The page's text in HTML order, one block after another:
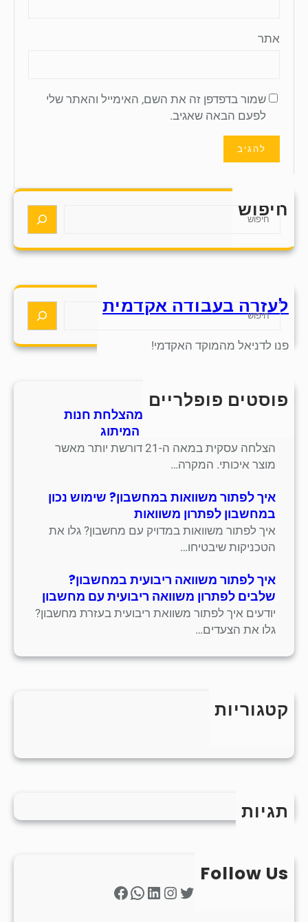
אתר
שמור בדפדפן זה את השם, האימייל והאתר שלי
לפעם הבאה שאגיב.
חיפוש
S
a
h
לעזרה בעבודה אקדמית
פנו לדניאל מהמוקד האקדמי!
S
a
פוסטים פופלריים
חמש אסטרטגיות למידה מהצלחת חנות
סנדלים מסורתית בתחום המיתוג
הצלחה עסקית במאה ה-21 דורשת יותר מאשר
מוצר איכותי. המקרה…
איך לפתור משוואות במחשבון? שימוש נכון
במחשבון לפתרון משוואות
איך לפתור משוואות במדויק עם מחשבון? גלו את
הטכניקות שיבטיחו…
איך לפתור משוואה ריבועית במחשבון?
שלבים לפתרון משוואה ריבועית עם מחשבון
יודעים איך לפתור משוואת ריבועית בעזרת מחשבון?
גלו את הצעדים…
קטגוריות
תגיות
Follow Us
Twitter
Instagram
LinkedIn
WhatsApp
Facebook